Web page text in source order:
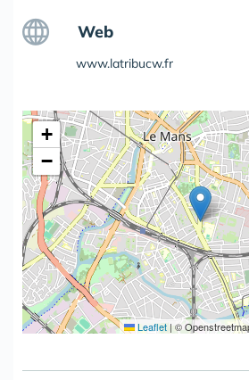
Web
www.latribucw.fr
+
−
Leaflet | ©